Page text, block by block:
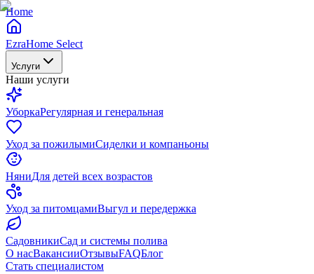
Home
EzraHome Select
Услуги
Наши услуги
УборкаРегулярная и генеральная
Уход за пожилымиСиделки и компаньоны
НяниДля детей всех возрастов
Уход за питомцамиВыгул и передержка
СадовникиСад и системы полива
О насВакансииОтзывыFAQБлог
Стать специалистом